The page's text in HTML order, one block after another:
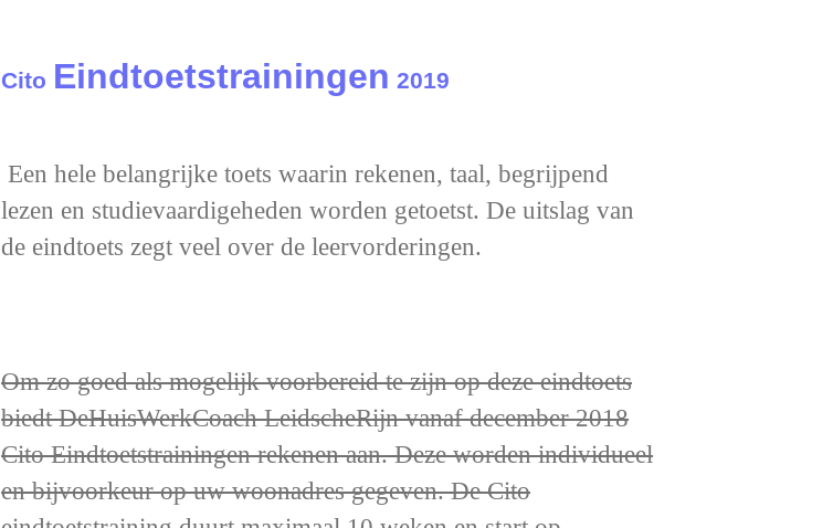
Cito Eindtoetstrainingen 2019
Een hele belangrijke toets waarin rekenen, taal, begrijpend
lezen en studievaardigeheden worden getoetst. De uitslag van
de eindtoets zegt veel over de leervorderingen.
Om zo goed als mogelijk voorbereid te zijn op deze eindtoets
biedt DeHuisWerkCoach LeidscheRijn vanaf december 2018
Cito Eindtoetstrainingen rekenen aan. Deze worden individueel
en bijvoorkeur op uw woonadres gegeven. De Cito